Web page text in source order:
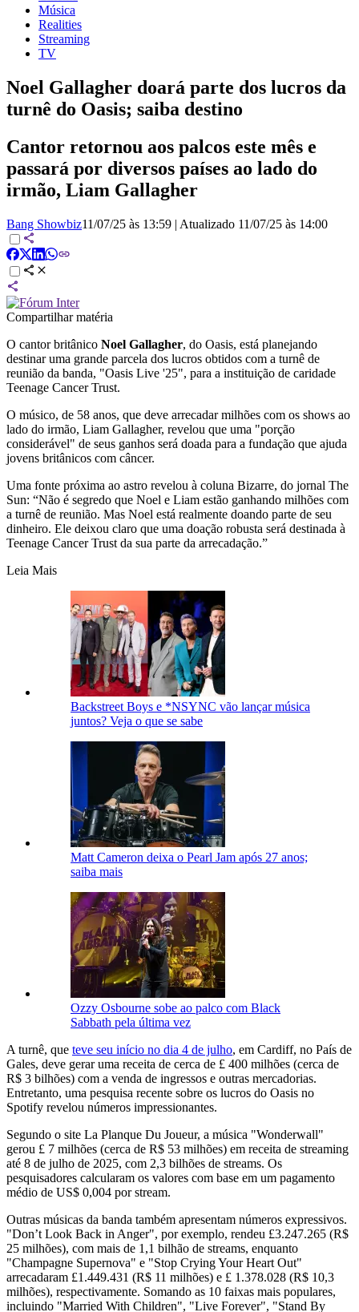
Música
Realities
Streaming
TV
Noel Gallagher​ doará parte dos lucros da
turnê do Oasis; saiba destino
Cantor retornou aos palcos este mês e
passará por diversos países ao lado do
irmão, Liam Gallagher
Bang Showbiz11/07/25 às 13:59 | Atualizado 11/07/25 às 14:00
Compartilhar matéria
O cantor britânico Noel Gallagher, do Oasis, está planejando
destinar uma grande parcela dos lucros obtidos com a turnê de
reunião da banda, "Oasis Live '25", para a instituição de caridade
Teenage Cancer Trust.
O músico, de 58 anos, que deve arrecadar milhões com os shows ao
lado do irmão, Liam Gallagher, revelou que uma "porção
considerável" de seus ganhos será doada para a fundação que ajuda
jovens britânicos com câncer.
Uma fonte próxima ao astro revelou à coluna Bizarre, do jornal The
Sun: “Não é segredo que Noel e Liam estão ganhando milhões com
a turnê de reunião. Mas Noel está realmente doando parte de seu
dinheiro. Ele deixou claro que uma doação robusta será destinada à
Teenage Cancer Trust da sua parte da arrecadação.”
Leia Mais
Backstreet Boys e *NSYNC vão lançar música
juntos? Veja o que se sabe
Matt Cameron deixa o Pearl Jam após 27 anos;
saiba mais
Ozzy Osbourne sobe ao palco com Black
Sabbath pela última vez
A turnê, que teve seu início no dia 4 de julho, em Cardiff, no País de
Gales, deve gerar uma receita de cerca de £ 400 milhões (cerca de
R$ 3 bilhões) com a venda de ingressos e outras mercadorias.
Entretanto, uma pesquisa recente sobre os lucros do Oasis no
Spotify revelou números impressionantes.
Segundo o site La Planque Du Joueur, a música "Wonderwall"
gerou £ 7 milhões (cerca de R$ 53 milhões) em receita de streaming
até 8 de julho de 2025, com 2,3 bilhões de streams. Os
pesquisadores calcularam os valores com base em um pagamento
médio de US$ 0,004 por stream.
Outras músicas da banda também apresentam números expressivos.
"Don’t Look Back in Anger", por exemplo, rendeu £3.247.265 (R$
25 milhões), com mais de 1,1 bilhão de streams, enquanto
"Champagne Supernova" e "Stop Crying Your Heart Out"
arrecadaram £1.449.431 (R$ 11 milhões) e £ 1.378.028 (R$ 10,3
milhões), respectivamente. Somando as 10 faixas mais populares,
incluindo "Married With Children", "Live Forever", "Stand By